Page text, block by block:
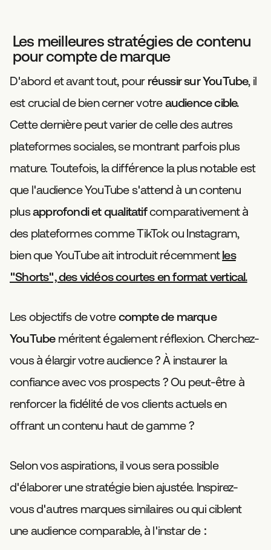
Les meilleures stratégies de contenu
pour compte de marque
D'abord et avant tout, pour réussir sur YouTube, il
est crucial de bien cerner votreaudience cible.
Cette dernière peut varier de celle des autres
plateformes sociales, se montrant parfois plus
mature. Toutefois, la différence la plus notable est
que l'audience YouTube s'attend à un contenu
plusapprofondi et qualitatifcomparativement à
des plateformes comme TikTok ou Instagram,
bien que YouTube ait introduit récemmentles
"Shorts", des vidéos courtes en format vertical.
Les objectifs de votrecompte de marque
YouTubeméritent également réflexion. Cherchez-
vous à élargir votre audience ? À instaurer la
confiance avec vos prospects ? Ou peut-être à
renforcer la fidélité de vos clients actuels en
offrant un contenu haut de gamme ?
Selon vos aspirations, il vous sera possible
d'élaborer une stratégie bien ajustée. Inspirez-
vous d'autres marques similaires ou qui ciblent
une audience comparable, à l'instar de :